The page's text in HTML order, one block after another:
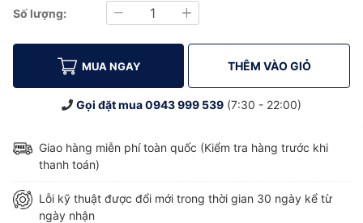
Số lượng:
Giảm Tăng
MUA NGAY THÊM VÀO GIỎ
Gọi đặt mua0943 999 539 (7:30 - 22:00)
Giao hàng miễn phí toàn quốc (Kiểm tra hàng trước khi
thanh toán)
Lỗi kỹ thuật được đổi mới trong thời gian 30 ngày kể từ
ngày nhận